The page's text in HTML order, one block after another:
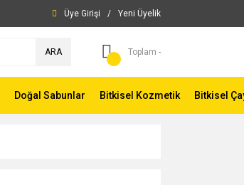
Üye Girişi / Yeni Üyelik
ARA Toplam -
Doğal Sabunlar Bitkisel Kozmetik Bitkisel